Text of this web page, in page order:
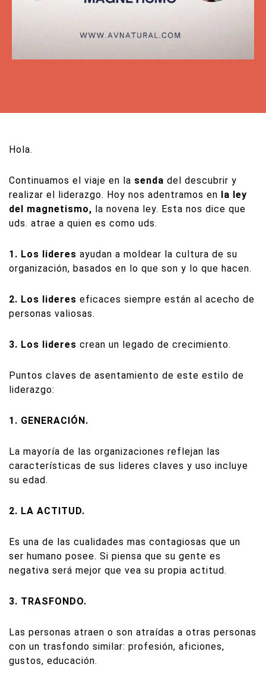
Hola.
Continuamos el viaje en la senda del descubrir y
realizar el liderazgo. Hoy nos adentramos en la ley
del magnetismo, la novena ley. Esta nos dice que
uds. atrae a quien es como uds.
1. Los lideres ayudan a moldear la cultura de su
organización, basados en lo que son y lo que hacen.
2. Los lideres eficaces siempre están al acecho de
personas valiosas.
3. Los lideres crean un legado de crecimiento.
Puntos claves de asentamiento de este estilo de
liderazgo:
1. GENERACIÓN.
La mayoría de las organizaciones reflejan las
características de sus lideres claves y uso incluye
su edad.
2. LA ACTITUD.
Es una de las cualidades mas contagiosas que un
ser humano posee. Si piensa que su gente es
negativa será mejor que vea su propia actitud.
3. TRASFONDO.
Las personas atraen o son atraídas a otras personas
con un trasfondo similar: profesión, aficiones,
gustos, educación.